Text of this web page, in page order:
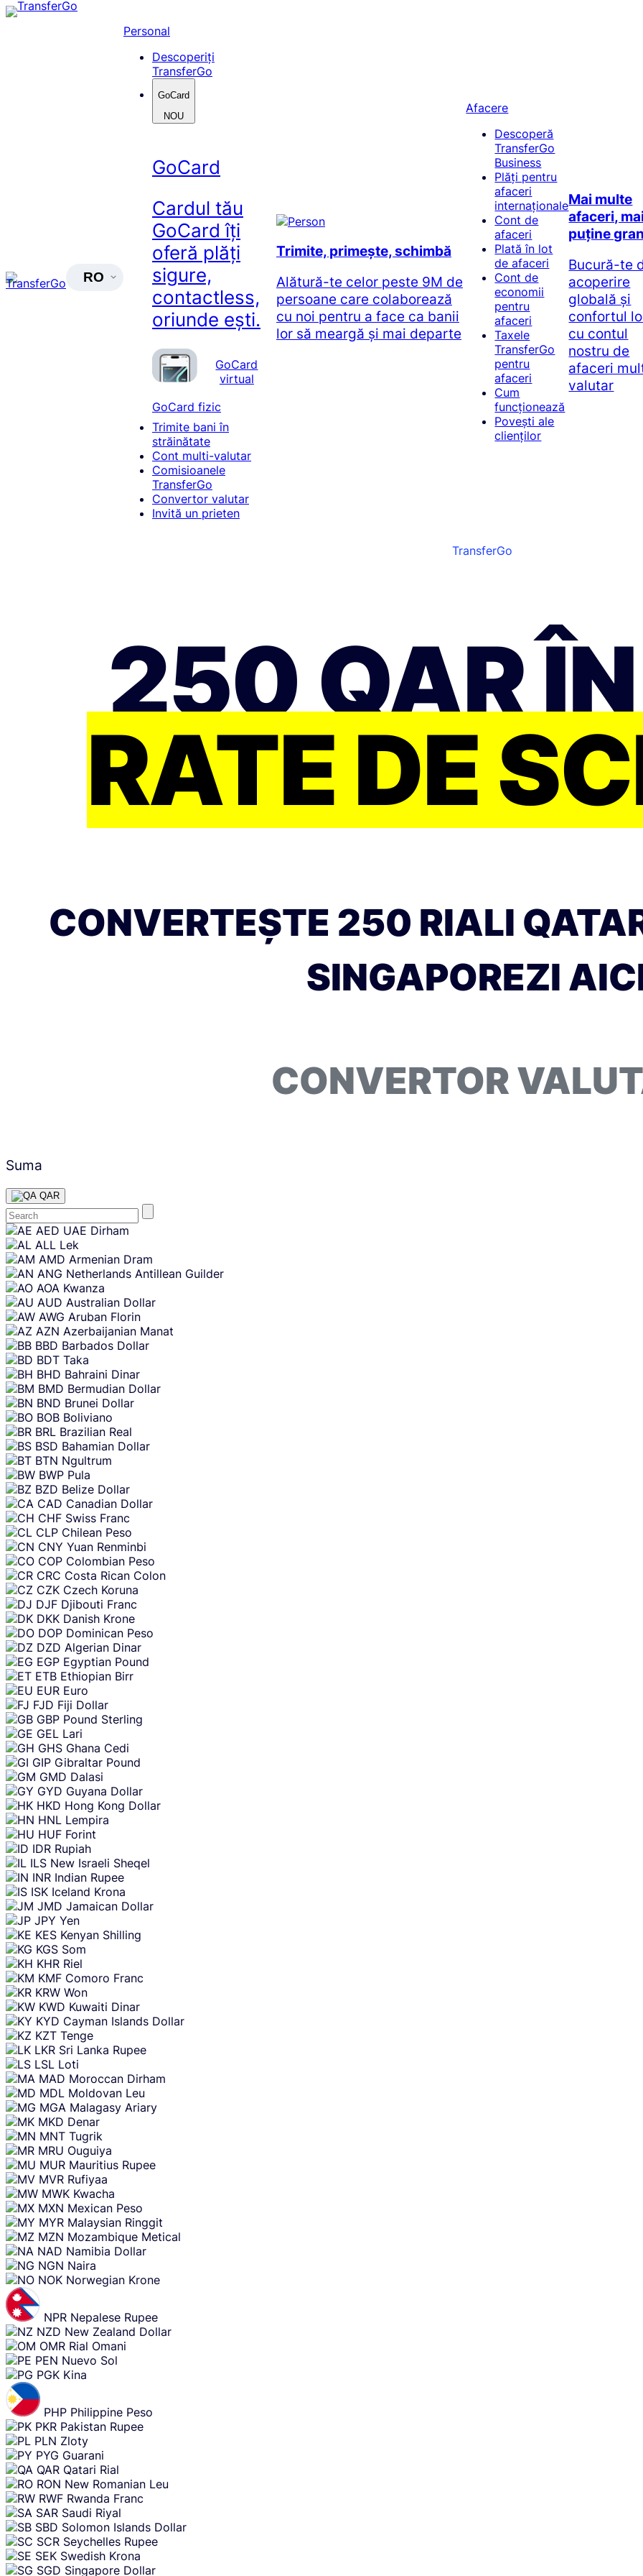
Skip
RO
Personal
Descoperiți
TransferGo
GoCard
NOU
GoCard
Cardul tău
GoCard îți
oferă plăți
sigure,
contactless,
oriunde ești.
GoCard
virtual
GoCard fizic
Trimite bani în
străinătate
Cont multi-valutar
Comisioanele
TransferGo
Convertor valutar
Invită un prieten
Trimite, primește, schimbă
Alătură-te celor peste 9M de
persoane care colaborează
cu noi pentru a face ca banii
lor să meargă și mai departe
Afacere
Descoperă
TransferGo
Business
Plăți pentru
afaceri
internaționale
Cont de
afaceri
Plată în lot
de afaceri
Cont de
economii
pentru
afaceri
Taxele
TransferGo
pentru
afaceri
Cum
funcționează
Povești ale
clienților
Mai multe
afaceri, mai
puține
Bucură-te
acoperire
globală și
confortul
cu contul
nostru de
afaceri
valutar
TransferGo
250 QAR
RATE DE
CONVERTEȘTE 250 RIALI
SINGAPOREZI
CONVERTOR
Suma
QAR
Skip
content
AED UAE Dirham
ALL Lek
AMD Armenian Dram
ANG Netherlands Antillean Guilder
AOA Kwanza
AUD Australian Dollar
AWG Aruban Florin
AZN Azerbaijanian Manat
BBD Barbados Dollar
BDT Taka
BHD Bahraini Dinar
BMD Bermudian Dollar
BND Brunei Dollar
BOB Boliviano
BRL Brazilian Real
BSD Bahamian Dollar
BTN Ngultrum
BWP Pula
BZD Belize Dollar
CAD Canadian Dollar
CHF Swiss Franc
CLP Chilean Peso
CNY Yuan Renminbi
COP Colombian Peso
CRC Costa Rican Colon
CZK Czech Koruna
DJF Djibouti Franc
DKK Danish Krone
DOP Dominican Peso
DZD Algerian Dinar
EGP Egyptian Pound
ETB Ethiopian Birr
EUR Euro
FJD Fiji Dollar
GBP Pound Sterling
GEL Lari
GHS Ghana Cedi
GIP Gibraltar Pound
GMD Dalasi
GYD Guyana Dollar
HKD Hong Kong Dollar
HNL Lempira
HUF Forint
IDR Rupiah
ILS New Israeli Sheqel
INR Indian Rupee
ISK Iceland Krona
JMD Jamaican Dollar
JPY Yen
KES Kenyan Shilling
KGS Som
KHR Riel
KMF Comoro Franc
KRW Won
KWD Kuwaiti Dinar
KYD Cayman Islands Dollar
KZT Tenge
LKR Sri Lanka Rupee
LSL Loti
MAD Moroccan Dirham
MDL Moldovan Leu
MGA Malagasy Ariary
MKD Denar
MNT Tugrik
MRU Ouguiya
MUR Mauritius Rupee
MVR Rufiyaa
MWK Kwacha
MXN Mexican Peso
MYR Malaysian Ringgit
MZN Mozambique Metical
NAD Namibia Dollar
NGN Naira
NOK Norwegian Krone
NPR Nepalese Rupee
NZD New Zealand Dollar
OMR Rial Omani
PEN Nuevo Sol
PGK Kina
PHP Philippine Peso
PKR Pakistan Rupee
PLN Zloty
PYG Guarani
QAR Qatari Rial
RON New Romanian Leu
RWF Rwanda Franc
SAR Saudi Riyal
SBD Solomon Islands Dollar
SCR Seychelles Rupee
SEK Swedish Krona
SGD Singapore Dollar